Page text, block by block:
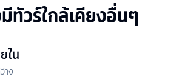
ทัวร์ใกล้เคียงอื่นๆ
ใน
าง